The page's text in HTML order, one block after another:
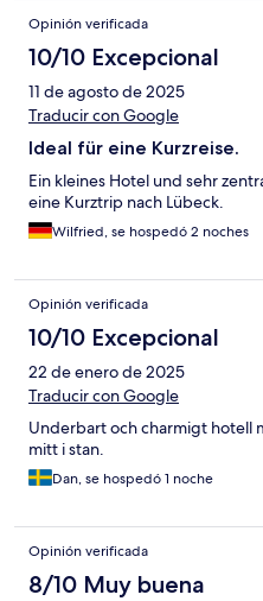
Opinión verificada
10/10 Excepcional
11 de agosto de 2025
Traducir con Google
Ideal für eine Kurzreise.
Ein kleines Hotel und sehr
eine Kurztrip nach Lübeck.
Wilfried, se hospedó 2 noches
Opinión verificada
10/10 Excepcional
22 de enero de 2025
Traducir con Google
Underbart och charmigt hotell
mitt i stan.
Dan, se hospedó 1 noche
Opinión verificada
8/10 Muy buena